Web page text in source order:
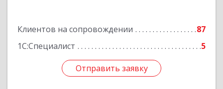
Клиентов на сопровождении
87
1С:Специалист
5
Отправить заявку
Отправить заявку